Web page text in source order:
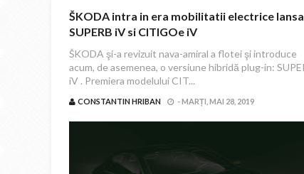
ŠKODA intra in era mobilitatii electrice
SUPERB iV si CITIGOe iV
ŠKODA şi-a revizuit nava-amiral a flotei şi introduce
acum, de asemenea, o versiune hibridă plug-in:
iV . Premiera modelului CIT...
CONSTANTIN HRIBAN -MARȚI, MAI 28, 2019